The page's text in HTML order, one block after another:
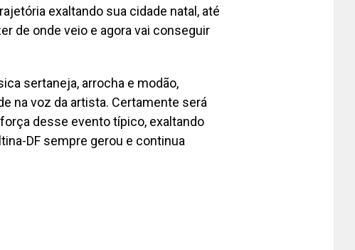
exaltando sua cidade natal, até
de onde veio e agora vai conseguir
sertaneja, arrocha e modão,
na voz da artista. Certamente será
desse evento típico, exaltando
DF sempre gerou e continua